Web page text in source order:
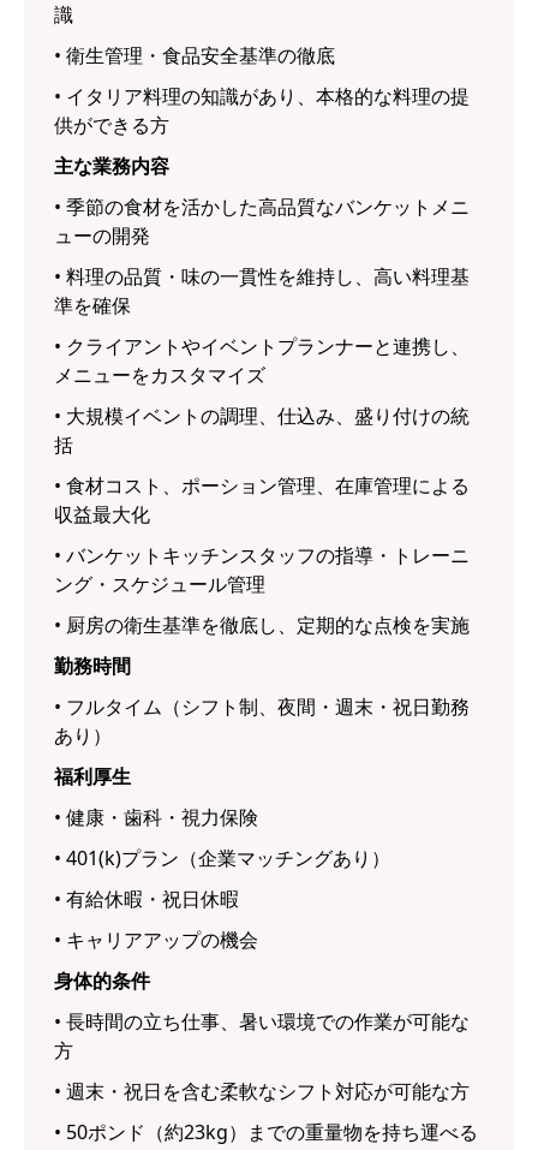
識
• 衛生管理・食品安全基準の徹底
• イタリア料理の知識があり、本格的な料理の提
供ができる方
主な業務内容
• 季節の食材を活かした高品質なバンケットメニ
ューの開発
• 料理の品質・味の一貫性を維持し、高い料理基
準を確保
• クライアントやイベントプランナーと連携し、
メニューをカスタマイズ
• 大規模イベントの調理、仕込み、盛り付けの統
括
• 食材コスト、ポーション管理、在庫管理による
収益最大化
• バンケットキッチンスタッフの指導・トレーニ
ング・スケジュール管理
• 厨房の衛生基準を徹底し、定期的な点検を実施
勤務時間
• フルタイム（シフト制、夜間・週末・祝日勤務
あり）
福利厚生
• 健康・歯科・視力保険
• 401(k)プラン（企業マッチングあり）
• 有給休暇・祝日休暇
• キャリアアップの機会
身体的条件
• 長時間の立ち仕事、暑い環境での作業が可能な
方
• 週末・祝日を含む柔軟なシフト対応が可能な方
• 50ポンド（約23kg）までの重量物を持ち運べる